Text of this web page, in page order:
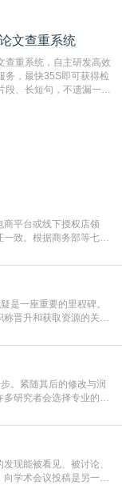
稿和已发表的文献,检测
第一作者,才能排除已发
。（限制字符数1万）
文查重系统
查重系统，自主研发高效
务，最快35S即可获得检
段、长短句，不遗漏一处
平台或线下授权店领
致。根据商务部等七部
】、【国补立省
贴专场。淘宝/天猫也可
是一座重要的里程碑。
晋升和获取资源的关键
策略与扎实的工作。本
、精准定位是成功的第
。紧随其后的修改与润
研究者会选择专业的语
、高效地打磨自己的论
每位研究者值得投入学
现能被看见、被讨论、
学术会议投稿是另一个